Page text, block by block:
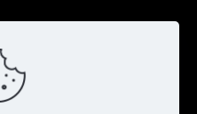
la tienda